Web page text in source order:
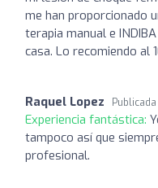
me han proporcionado
terapia manual e
casa. Lo recomiendo al
Raquel Lopez
Experiencia fantástica:
tampoco así que
profesional.